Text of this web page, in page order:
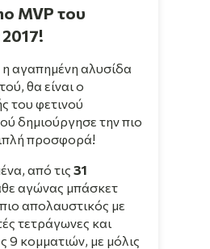
MVP του
η αγαπημένη αλυσίδα
θα είναι ο
του φετινού
δημιούργησε την πιο
προσφορά!
από τις 31
αγώνας μπάσκετ
απολαυστικός με
τετράγωνες και
9 κομματιών, με μόλις